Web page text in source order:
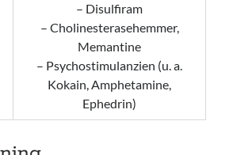
– Disulfiram
– Cholinesterasehemmer,
Memantine
– Psychostimulanzien (u. a.
Kokain, Amphetamine,
Ephedrin)